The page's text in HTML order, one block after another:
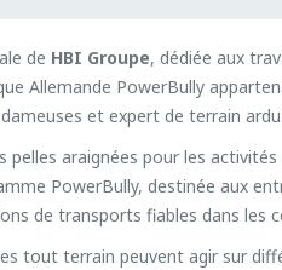
de HBI Groupe, dédiée aux
Allemande PowerBully
et expert de terrain ardu.
pelles araignées pour les
PowerBully, destinée aux
de transports fiables dans les
tout terrain peuvent agir sur